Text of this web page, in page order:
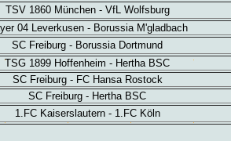
TSV 1860 München - VfL Wolfsburg
04 Leverkusen - Borussia M'gladbach
SC Freiburg - Borussia Dortmund
TSG 1899 Hoffenheim - Hertha BSC
SC Freiburg - FC Hansa Rostock
SC Freiburg - Hertha BSC
1.FC Kaiserslautern - 1.FC Köln